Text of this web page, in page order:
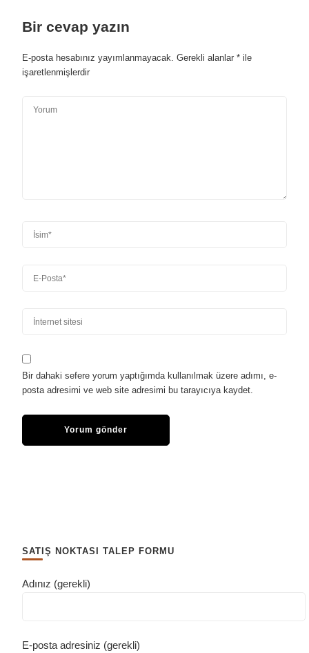
Bir cevap yazın
E-posta hesabınız yayımlanmayacak. Gerekli alanlar * ile
işaretlenmişlerdir
Bir dahaki sefere yorum yaptığımda kullanılmak üzere adımı, e-
posta adresimi ve web site adresimi bu tarayıcıya kaydet.
SATIŞ NOKTASI TALEP FORMU
Adınız (gerekli)
E-posta adresiniz (gerekli)